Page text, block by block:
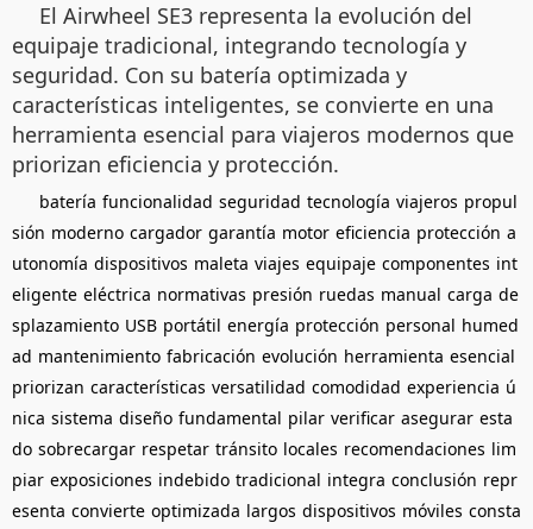
El Airwheel SE3 representa la evolución del
equipaje tradicional, integrando tecnología y
seguridad. Con su batería optimizada y
características inteligentes, se convierte en una
herramienta esencial para viajeros modernos que
priorizan eficiencia y protección.
batería funcionalidad seguridad tecnología viajeros propul
sión moderno cargador garantía motor eficiencia protección a
utonomía dispositivos maleta viajes equipaje componentes int
eligente eléctrica normativas presión ruedas manual carga de
splazamiento USB portátil energía protección personal humed
ad mantenimiento fabricación evolución herramienta esencial
priorizan características versatilidad comodidad experiencia ú
nica sistema diseño fundamental pilar verificar asegurar esta
do sobrecargar respetar tránsito locales recomendaciones lim
piar exposiciones indebido tradicional integra conclusión repr
esenta convierte optimizada largos dispositivos móviles consta